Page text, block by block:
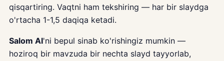
qisqartiring. Vaqtni ham tekshiring — har bir slaydga
o'rtacha 1-1,5 daqiqa ketadi.
Salom AI'ni bepul sinab ko'rishingiz mumkin —
hoziroq bir mavzuda bir nechta slayd tayyorlab,